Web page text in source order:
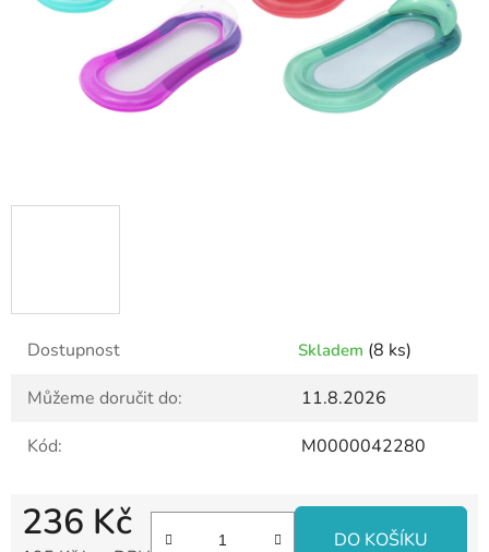
Dostupnost Skladem (8 ks)
Můžeme doručit do:
11.8.2026
Kód:
M0000042280
236 Kč DO KOŠÍKU